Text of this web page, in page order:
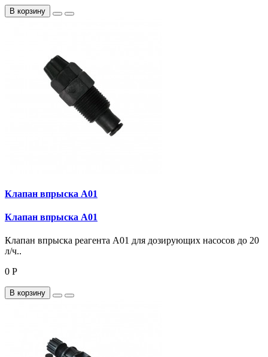
В корзину
Клапан впрыска A01
Клапан впрыска A01
Клапан впрыска реагента A01 для дозирующих насосов до 20
л/ч..
0 Р
В корзину